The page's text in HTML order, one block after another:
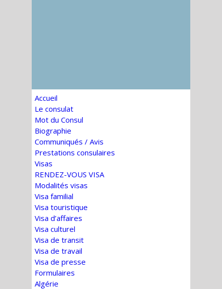
Accueil
Le consulat
Mot du Consul
Biographie
Communiqués / Avis
Prestations consulaires
Visas
RENDEZ-VOUS VISA
Modalités visas
Visa familial
Visa touristique
Visa d’affaires
Visa culturel
Visa de transit
Visa de travail
Visa de presse
Formulaires
Algérie